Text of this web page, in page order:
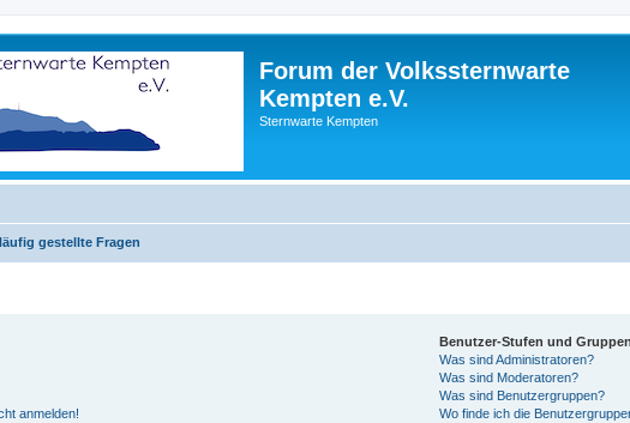
Forum der Volkssternwarte
Kempten e.V.
Sternwarte Kempten
gestellte Fragen
anmelden!
Benutzer-Stufen und Gruppen
Was sind Administratoren?
Was sind Moderatoren?
Was sind Benutzergruppen?
Wo finde ich die